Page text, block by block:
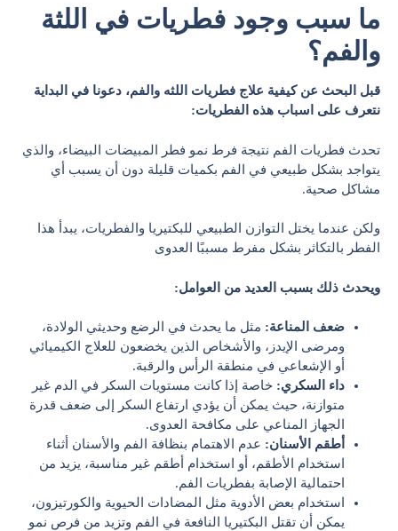
ما سبب وجود فطريات في اللثة
والفم؟
قبل البحث عن كيفية علاج فطريات اللثه والفم، دعونا في البداية
نتعرف على اسباب هذه الفطريات:
تحدث فطريات الفم نتيجة فرط نمو فطر المبيضات البيضاء، والذي
يتواجد بشكل طبيعي في الفم بكميات قليلة دون أن يسبب أي
مشاكل صحية.
ولكن عندما يختل التوازن الطبيعي للبكتيريا والفطريات، يبدأ هذا
الفطر بالتكاثر بشكل مفرط مسببًا العدوى
ويحدث ذلك بسبب العديد من العوامل:
ضعف المناعة: مثل ما يحدث في الرضع وحديثي الولادة،
ومرضى الإيدز، والأشخاص الذين يخضعون للعلاج الكيميائي
أو الإشعاعي في منطقة الرأس والرقبة.
داء السكري: خاصة إذا كانت مستويات السكر في الدم غير
متوازنة، حيث يمكن أن يؤدي ارتفاع السكر إلى ضعف قدرة
الجهاز المناعي على مكافحة العدوى.
أطقم الأسنان: عدم الاهتمام بنظافة الفم والأسنان أثناء
استخدام الأطقم، أو استخدام أطقم غير مناسبة، يزيد من
احتمالية الإصابة بفطريات الفم.
استخدام بعض الأدوية مثل المضادات الحيوية والكورتيزون،
يمكن أن تقتل البكتيريا النافعة في الفم وتزيد من فرص نمو